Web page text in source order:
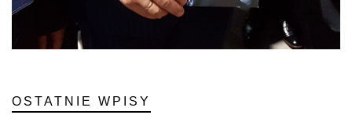
OSTATNIE WPISY